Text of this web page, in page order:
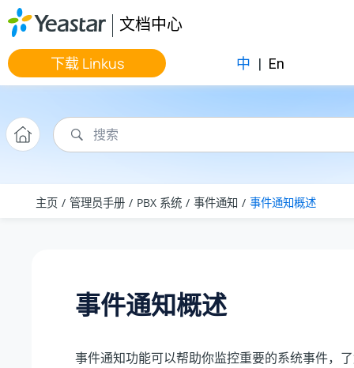
跳转到主要内容
文档中心
下载 Linkus 中 | En
主页 管理员手册 PBX 系统 事件通知 事件通知概述
事件通知概述
事件通知功能可以帮助你监控重要的系统事件，